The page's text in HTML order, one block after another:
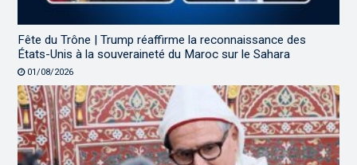
Fête du Trône | Trump réaffirme la reconnaissance des
États-Unis à la souveraineté du Maroc sur le Sahara
01/08/2026